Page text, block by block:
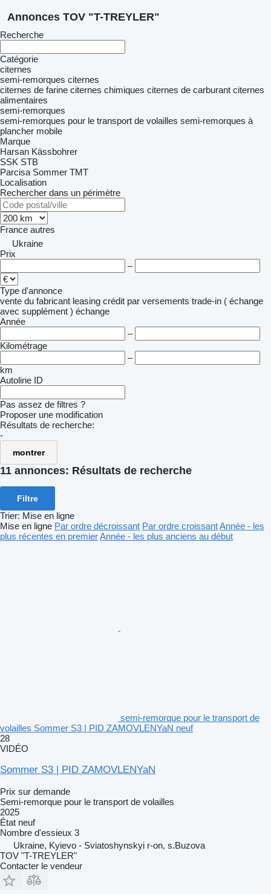
Annonces TOV "T-TREYLER"
Recherche
Catégorie
citernes
semi-remorques citernes
citernes de farine citernes chimiques citernes de carburant citernes
alimentaires
semi-remorques
semi-remorques pour le transport de volailles semi-remorques à
plancher mobile
Marque
Harsan Kässbohrer
SSK STB
Parcisa Sommer TMT
Localisation
Rechercher dans un périmètre
France autres
Ukraine
Prix
–
Type d'annonce
vente du fabricant leasing crédit par versements trade-in ( échange
avec supplément ) échange
Année
–
Kilométrage
–
km
Autoline ID
Pas assez de filtres ?
Proposer une modification
Résultats de recherche:
-
montrer
11 annonces: Résultats de recherche
Filtre
Trier: Mise en ligne
Mise en ligne Par ordre décroissant Par ordre croissantAnnée - les
plus récentes en premierAnnée - les plus anciens au début
semi-remorque pour le transport de
volailles Sommer S3 | PID ZAMOVLENYaN neuf
28
VIDÉO
Sommer S3 | PID ZAMOVLENYaN
Prix sur demande
Semi-remorque pour le transport de volailles
2025
État neuf
Nombre d'essieux 3
Ukraine, Kyievo - Sviatoshynskyi r-on, s.Buzova
TOV "T-TREYLER"
Contacter le vendeur